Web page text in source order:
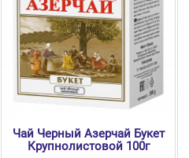
Чай Черный Азерчай Букет
Крупнолистовой 100г